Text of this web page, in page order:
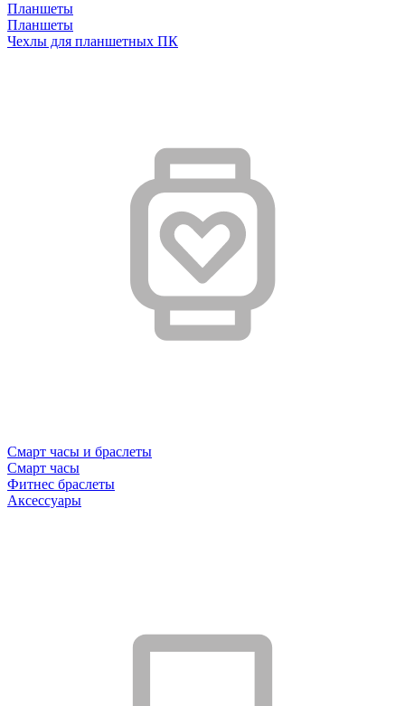
Планшеты
Планшеты
Чехлы для планшетных ПК
Смарт часы и браслеты
Смарт часы
Фитнес браслеты
Аксессуары